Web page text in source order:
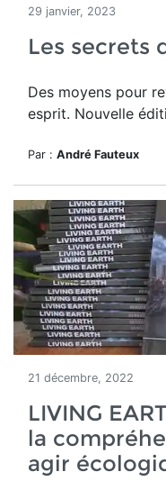
29 janvier, 2023
Les secrets
Des moyens pour
esprit. Nouvelle
Par : André Fauteux
21 décembre, 2022
LIVING
la
agir